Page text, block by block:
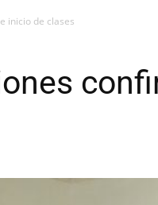
inicio de clases